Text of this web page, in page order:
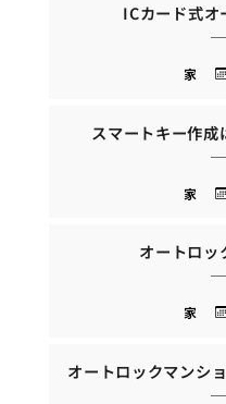
ICカード式オ
家
スマートキー作
家
オートロッ
家
オートロックマンシ